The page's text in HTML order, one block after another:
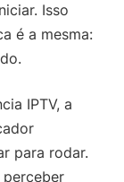
Isso
é a mesma:
IPTV, a
para rodar.